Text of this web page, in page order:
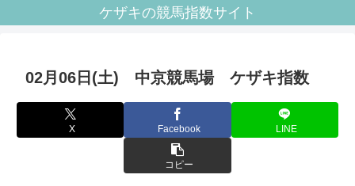
ケザキの競馬指数サイト
02月06日(土) 中京競馬場 ケザキ指数
X Facebook LINE
コピー